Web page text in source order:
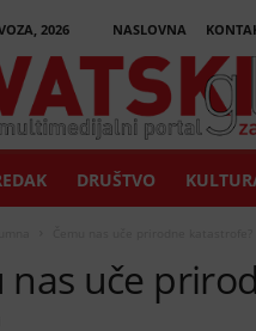
2026 NASLOVNA
DRUŠTVO
nas uče